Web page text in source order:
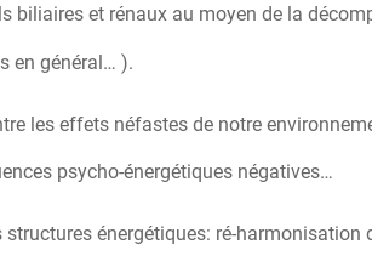
biliaires et rénaux au moyen de la
en général… ).
les effets néfastes de notre
psycho-énergétiques négatives…
structures énergétiques: ré-harmonisation